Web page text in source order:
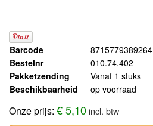
Barcode
8715779389264
Bestelnr
010.74.402
Pakketzending
Vanaf 1 stuks
Beschikbaarheid
op voorraad
Onze prijs: € 5,10incl. btw